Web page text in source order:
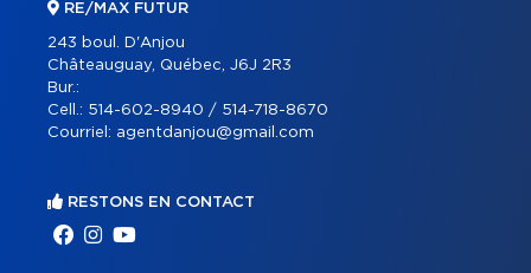
RE/MAX FUTUR
243 boul. D'Anjou
Châteauguay, Québec, J6J 2R3
Bur.:
Cell.: 514-602-8940 / 514-718-8670
Courriel: agentdanjou@gmail.com
RESTONS EN CONTACT